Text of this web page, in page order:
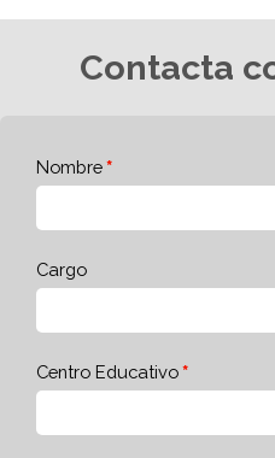
Contacta
Nombre
Cargo
Centro Educativo